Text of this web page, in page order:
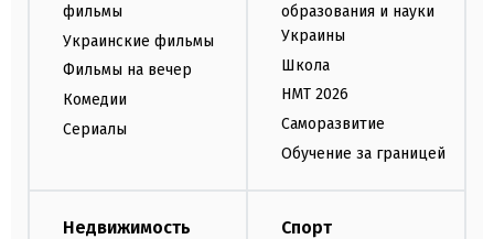
фильмы
Украинские фильмы
Фильмы на вечер
Комедии
Сериалы
образования и науки
Украины
Школа
НМТ 2026
Саморазвитие
Обучение за границей
Недвижимость Спорт